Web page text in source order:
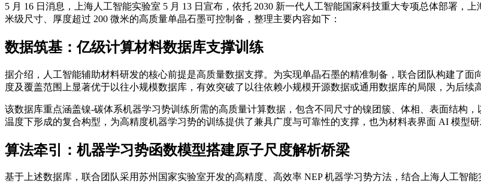
5 月 16 日消息，上海人工智能实验室 5 月 13 日宣布，依托 2030 新一代人工智能国家科技重大专项总体部署，
米级尺寸、厚度超过 200 微米的高质量单晶石墨可控制备，整理主要内容如下：
数据筑基：亿级计算材料数据库支撑训练
据介绍，人工智能辅助材料研发的核心前提是高质量数据支撑。为实现单晶石墨的精准制备，联合团队构建了
度及覆盖范围上显著优于以往小规模数据库，有效突破了以往依赖小规模开源数据或通用数据库的局限，为后续
该数据库重点涵盖镍-碳体系机器学习势训练所需的高质量计算数据，包含不同尺寸的镍团簇、体相 、表面结构
温度下形成的复合构型，为高精度机器学习势的训练提供了兼具广度与可靠性的支撑，也为材料表界面 AI 模型研
算法牵引：机器学习势函数模型搭建原子尺度解析桥梁
基于上述数据库，联合团队采用苏州国家实验室开发的高精度、高效率 NEP 机器学习势方法，结合上海人工智